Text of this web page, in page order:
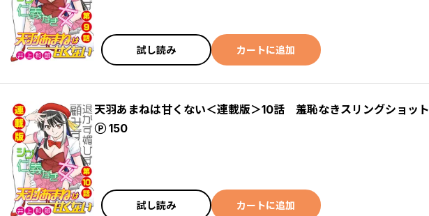
試し読み カートに追加
天羽あまねは甘くない＜連載版＞10話 羞恥なきスリングショット
150
ポイント
試し読み カートに追加